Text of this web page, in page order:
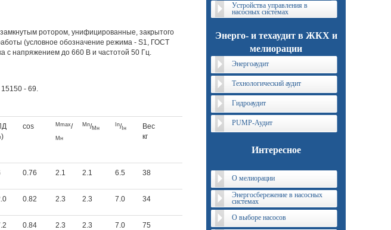
ротором, унифицированные, закрытого
(условное обозначение режима - S1, ГОСТ
с напряжением до 660 В и частотой 50 Гц.
- 69.
cos M max/
Мн
Mn/Мн
In/ Iн
Вес
кг
0.76 2.1 2.1 6.5 38
0.82 2.3 2.3 7.0 34
0.84 2.3 2.3 7.0 75
Устройства управления в
насосных системах
Энерго- и техаудит в ЖКХ и
мелиорации
Энергоаудит
Технологический аудит
Гидроаудит
PUMP-Аудит
Интересное
О мелиорации
Энергосбережение в насосных
системах
О выборе насосов